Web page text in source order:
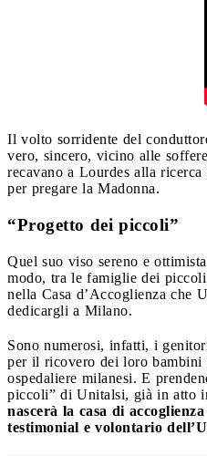
Il volto sorridente del
vero, sincero, vicino alle
recavano a Lourdes alla
per pregare la Madonna.
“Progetto dei piccoli”
Quel suo viso sereno e
modo, tra le famiglie dei
nella Casa d’Accoglienza che
dedicargli a Milano.
Sono numerosi, infatti, i
per il ricovero dei loro bambini
ospedaliere milanesi. E
piccoli” di Unitalsi, già in atto
nascerà la casa di
testimonial e volontario